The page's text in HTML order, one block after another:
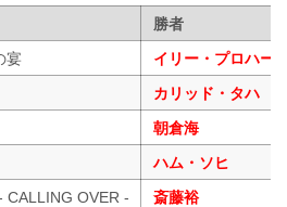
勝者
宴
イリー・プロハー
カリッド・タハ
朝倉海
ハム・ソヒ
CALLING OVER - 斎藤裕